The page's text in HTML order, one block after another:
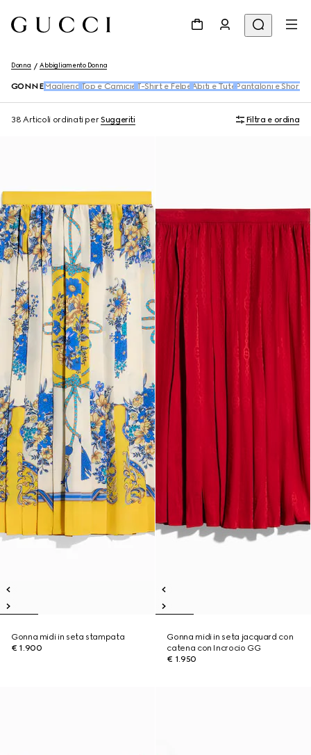
Donna Abbigliamento Donna
GONNE Maglieria Top e Camicie T-Shirt e Felpe Abiti e TutePantaloni e Shorts
38 Articoli ordinati perSuggeriti Filtra e ordina
Gonna midi in seta stampata
€ 1.900
Gonna midi in seta jacquard con
catena con Incrocio GG
€ 1.950